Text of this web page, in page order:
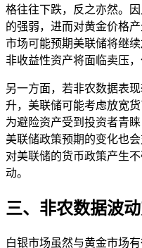
格往往下跌，反之亦然。
的强弱，进而对黄金价格
市场可能预期美联储将继
非收益性资产将面临卖压，
另一方面，若非农数据表
升，美联储可能考虑放宽
为避险资产受到投资者青
美联储政策预期的变化也
对美联储的货币政策产生
动。
三、非农数据波
白银市场虽然与黄金市场